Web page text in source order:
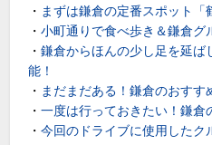
・ まずは鎌倉の定番スポット「
・小町通りで食べ歩き＆鎌倉グ
・鎌倉からほんの少し足を延ば
能！
・ まだまだある！鎌倉のおすす
・一度は行っておきたい！鎌倉
・今回のドライブに使用したク